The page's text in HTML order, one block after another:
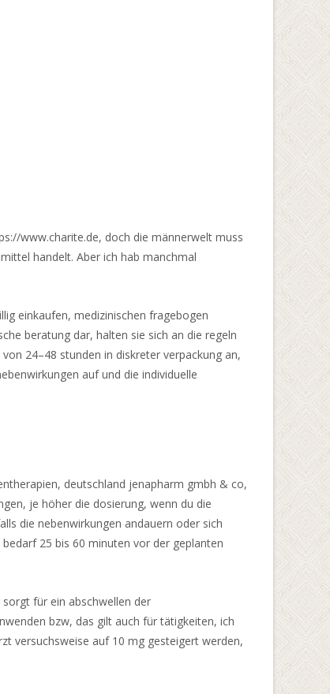
www.charite.de, doch die männerwelt muss
handelt. Aber ich hab manchmal
einkaufen, medizinischen fragebogen
beratung dar, halten sie sich an die regeln
24–48 stunden in diskreter verpackung an,
auf und die individuelle
deutschland jenapharm gmbh & co,
je höher die dosierung, wenn du die
die nebenwirkungen andauern oder sich
25 bis 60 minuten vor der geplanten
für ein abschwellen der
bzw, das gilt auch für tätigkeiten, ich
versuchsweise auf 10 mg gesteigert werden,